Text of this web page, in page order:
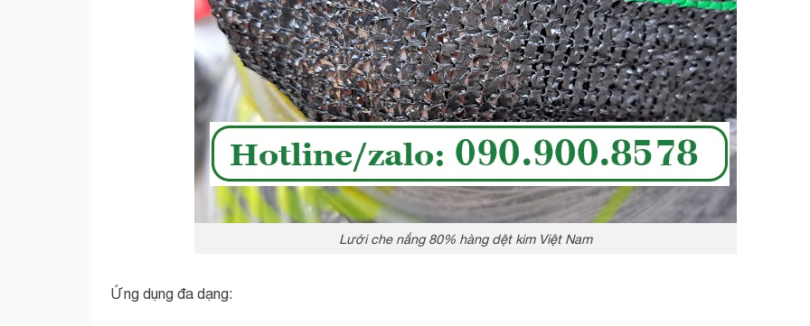
Lưới che nắng 80% hàng dệt kim Việt Nam
Ứng dụng đa dạng: